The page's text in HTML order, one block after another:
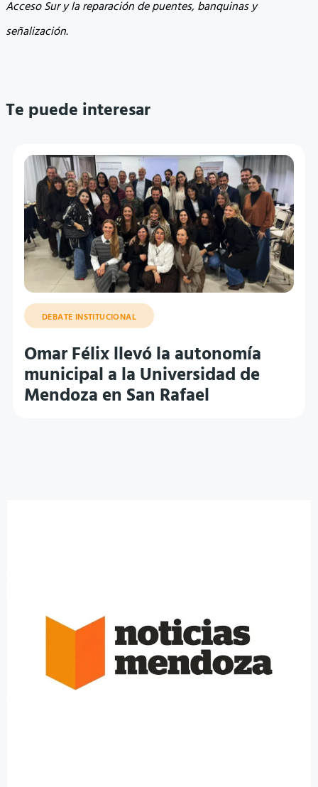
Acceso Sur y la reparación de puentes, banquinas y
señalización.
Te puede interesar
DEBATE INSTITUCIONAL
Omar Félix llevó la autonomía
municipal a la Universidad de
Mendoza en San Rafael